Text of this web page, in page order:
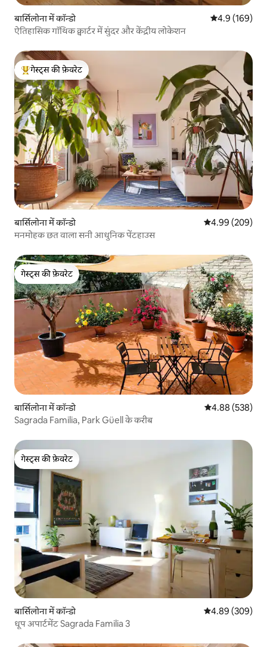
बार्सिलोना में कॉन्डो औसत रेटिंग 5 में
4.9 (169)
ऐतिहासिक गॉथिक क्वार्टर में सुंदर और केंद्रीय लोकेशन
गेस्ट्स का टॉप फ़ेवरेट
गेस्ट्स की फ़ेवरेट
बार्सिलोना में कॉन्डो औसत रेटिंग 5 में से
4.99 (209)
मनमोहक छत वाला सनी आधुनिक पेंटहाउस
गेस्ट्स की फ़ेवरेट
गेस्ट्स की फ़ेवरेट
बार्सिलोना में कॉन्डो औसत रेटिंग 5 में से
4.88 (538)
Sagrada Familia, Park Güell के करीब
गेस्ट्स की फ़ेवरेट
गेस्ट्स की फ़ेवरेट
बार्सिलोना में कॉन्डो औसत रेटिंग 5 में से
4.89 (309)
धूप अपार्टमेंट Sagrada Familia 3